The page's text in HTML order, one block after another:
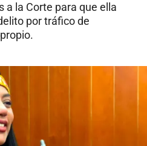
a la Corte para que ella
por tráfico de